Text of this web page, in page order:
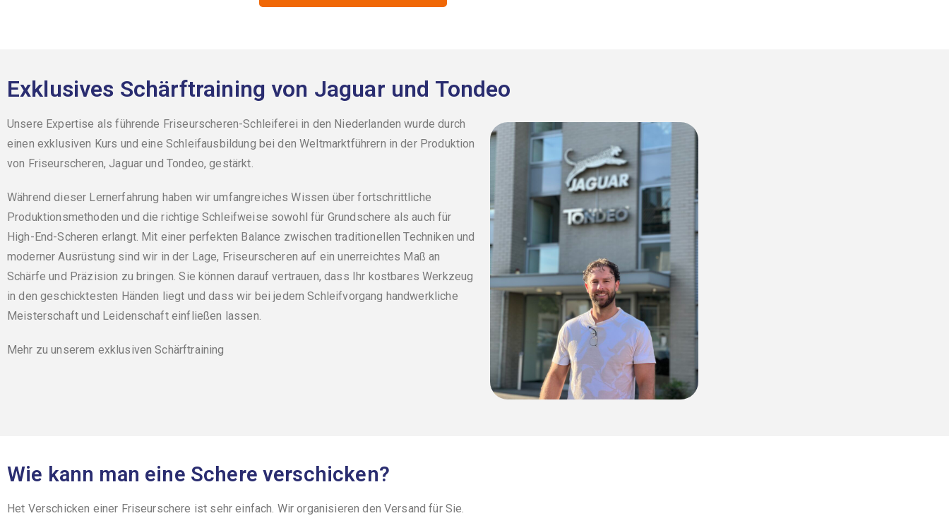
Exklusives Schärftraining von Jaguar und Tondeo
Unsere Expertise als führende Friseurscheren-Schleiferei in den Niederlanden wurde durch
einen exklusiven Kurs und eine Schleifausbildung bei den Weltmarktführern in der Produktion
von Friseurscheren, Jaguar und Tondeo, gestärkt.
Während dieser Lernerfahrung haben wir umfangreiches Wissen über fortschrittliche
Produktionsmethoden und die richtige Schleifweise sowohl für Grundschere als auch für
High-End-Scheren erlangt. Mit einer perfekten Balance zwischen traditionellen Techniken und
moderner Ausrüstung sind wir in der Lage, Friseurscheren auf ein unerreichtes Maß an
Schärfe und Präzision zu bringen. Sie können darauf vertrauen, dass Ihr kostbares Werkzeug
in den geschicktesten Händen liegt und dass wir bei jedem Schleifvorgang handwerkliche
Meisterschaft und Leidenschaft einfließen lassen.
Mehr zu unserem exklusiven Schärftraining
Wie kann man eine Schere verschicken?
Het Verschicken einer Friseurschere ist sehr einfach. Wir organisieren den Versand für Sie.